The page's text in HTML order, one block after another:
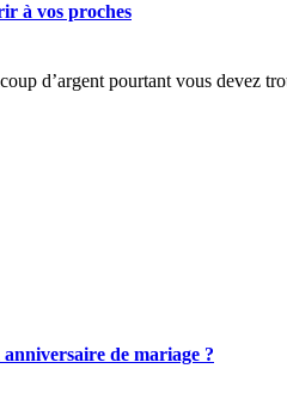
à vos proches
d’argent pourtant vous
de mariage ?